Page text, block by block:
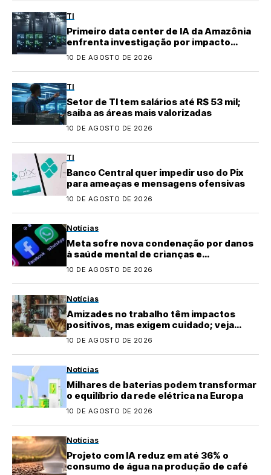
TI
Primeiro data center de IA da Amazônia
enfrenta investigação por impacto
ambiental
10 DE AGOSTO DE 2026
TI
Setor de TI tem salários até R$ 53 mil;
saiba as áreas mais valorizadas
10 DE AGOSTO DE 2026
TI
Banco Central quer impedir uso do Pix
para ameaças e mensagens ofensivas
10 DE AGOSTO DE 2026
Notícias
Meta sofre nova condenação por danos
à saúde mental de crianças e
adolescentes
10 DE AGOSTO DE 2026
Notícias
Amizades no trabalho têm impactos
positivos, mas exigem cuidado; veja
dicas
10 DE AGOSTO DE 2026
Notícias
Milhares de baterias podem transformar
o equilíbrio da rede elétrica na Europa
10 DE AGOSTO DE 2026
Notícias
Projeto com IA reduz em até 36% o
consumo de água na produção de café